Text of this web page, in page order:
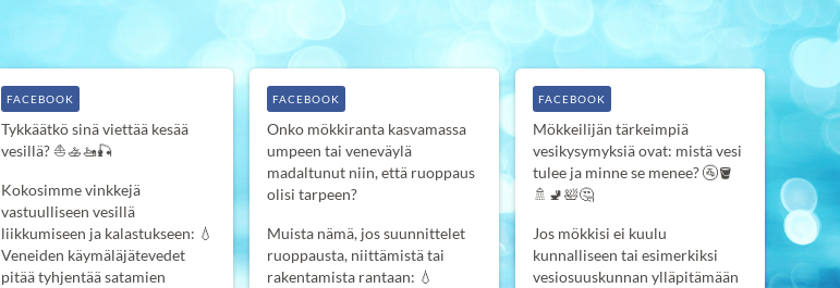
Tykkäätkö sinä viettää kesää
vesillä? ⛵️🚣‍🚤🎣
Kokosimme vinkkejä
vastuulliseen vesillä
liikkumiseen ja kalastukseen: 💧
Veneiden käymäläjätevedet
pitää tyhjentää satamien
FACEBOOK
Onko mökkiranta kasvamassa
umpeen tai veneväylä
madaltunut niin, että ruoppaus
olisi tarpeen?
Muista nämä, jos suunnittelet
ruoppausta, niittämistä tai
rakentamista rantaan: 💧
FACEBOOK
Mökkeilijän tärkeimpiä
vesikysymyksiä ovat: mistä vesi
tulee ja minne se menee? 🚰🪣
🚿🚽🛀🤔
Jos mökkisi ei kuulu
kunnalliseen tai esimerkiksi
vesiosuuskunnan ylläpitämään
FACEBOOK